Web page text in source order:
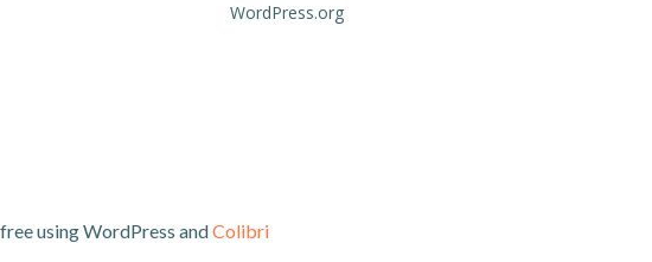
WordPress.org
using WordPress andColibri